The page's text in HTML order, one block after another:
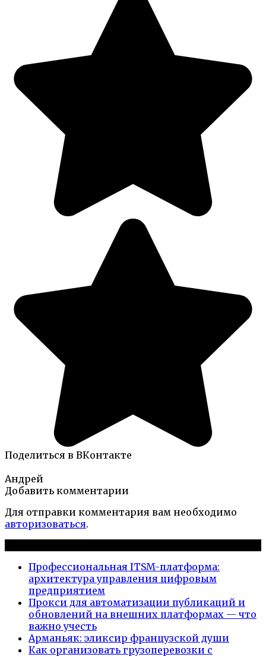
Поделиться в ВКонтакте
Андрей
Добавить комментарии
Для отправки комментария вам необходимо
авторизоваться.
Профессиональная ITSM-платформа:
архитектура управления цифровым
предприятием
Прокси для автоматизации публикаций и
обновлений на внешних платформах — что
важно учесть
Арманьяк: эликсир французской души
Как организовать грузоперевозки с